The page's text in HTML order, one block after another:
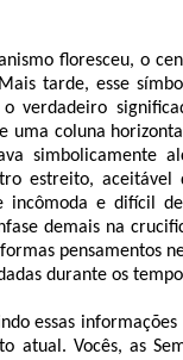
floresceu, o
tarde, esse
o verdadeiro
uma coluna
simbolicamente
estreito,
incômoda e difícil
demais na
pensamentos
durante os
essas
atual. Vocês, as